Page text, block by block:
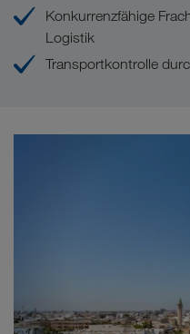
Konkurrenzfähige
Logistik
Transportkontrolle